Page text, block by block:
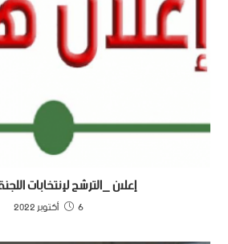
إعلان _الترشح لإنتخابات
6 أكتوبر 2022